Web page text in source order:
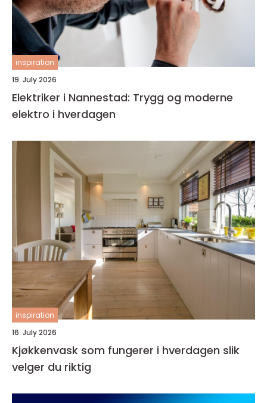
inspiration
19. July 2026
Elektriker i Nannestad: Trygg og moderne
elektro i hverdagen
inspiration
16. July 2026
Kjøkkenvask som fungerer i hverdagen slik
velger du riktig